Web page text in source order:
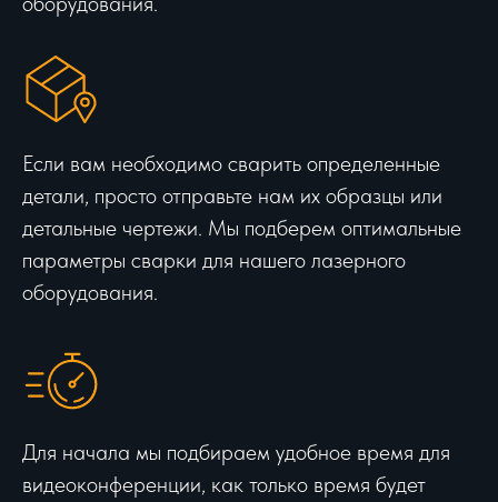
Если вам необходимо сварить определенные
детали, просто отправьте нам их образцы или
детальные чертежи. Мы подберем оптимальные
параметры сварки для нашего лазерного
оборудования.
Для начала мы подбираем удобное время для
видеоконференции, как только время будет